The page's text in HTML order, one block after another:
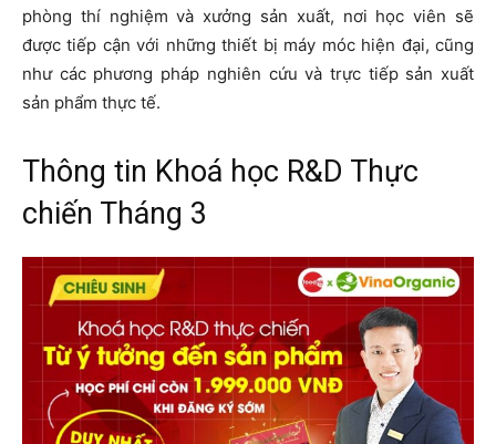
phòng thí nghiệm và xưởng sản xuất, nơi học viên sẽ
được tiếp cận với những thiết bị máy móc hiện đại, cũng
như các phương pháp nghiên cứu và trực tiếp sản xuất
sản phẩm thực tế.
Thông tin Khoá học R&D Thực
chiến Tháng 3